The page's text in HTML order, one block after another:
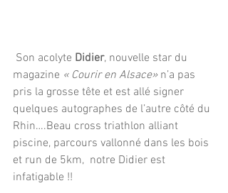
Son acolyte Didier, nouvelle star du
magazine « Courir en Alsace» n’a pas
pris la grosse tête et est allé signer
quelques autographes de l’autre côté du
Rhin….Beau cross triathlon alliant
piscine, parcours vallonné dans les bois
et run de 5km,  notre Didier est
infatigable !!